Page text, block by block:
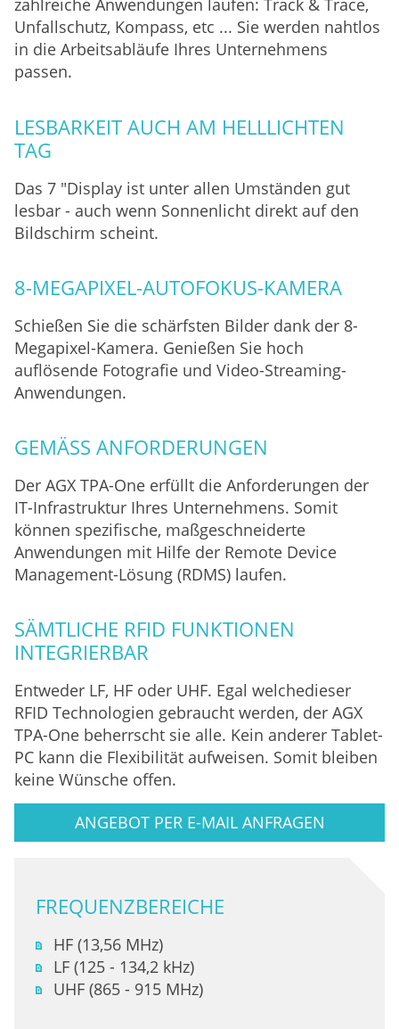
zahlreiche Anwendungen laufen: Track & Trace,
Unfallschutz, Kompass, etc ... Sie werden nahtlos
in die Arbeitsabläufe Ihres Unternehmens
passen.
LESBARKEIT AUCH AM HELLLICHTEN
TAG
Das 7 "Display ist unter allen Umständen gut
lesbar - auch wenn Sonnenlicht direkt auf den
Bildschirm scheint.
8-MEGAPIXEL-AUTOFOKUS-KAMERA
Schießen Sie die schärfsten Bilder dank der 8-
Megapixel-Kamera. Genießen Sie hoch
auflösende Fotografie und Video-Streaming-
Anwendungen.
GEMÄSS ANFORDERUNGEN
Der AGX TPA-One erfüllt die Anforderungen der
IT-Infrastruktur Ihres Unternehmens. Somit
können spezifische, maßgeschneiderte
Anwendungen mit Hilfe der Remote Device
Management-Lösung (RDMS) laufen.
SÄMTLICHE RFID FUNKTIONEN
INTEGRIERBAR
Entweder LF, HF oder UHF. Egal welchedieser
RFID Technologien gebraucht werden, der AGX
TPA-One beherrscht sie alle. Kein anderer Tablet-
PC kann die Flexibilität aufweisen. Somit bleiben
keine Wünsche offen.
ANGEBOT PER E-MAIL ANFRAGEN
FREQUENZBEREICHE
HF (13,56 MHz)
LF (125 - 134,2 kHz)
UHF (865 - 915 MHz)